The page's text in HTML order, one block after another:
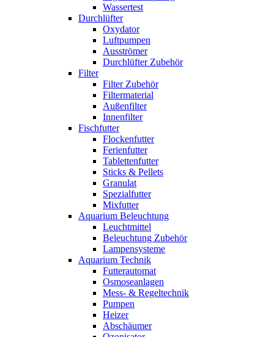
Wassertest
Durchlüfter
Oxydator
Luftpumpen
Ausströmer
Durchlüfter Zubehör
Filter
Filter Zubehör
Filtermaterial
Außenfilter
Innenfilter
Fischfutter
Flockenfutter
Ferienfutter
Tablettenfutter
Sticks & Pellets
Granulat
Spezialfutter
Mixfutter
Aquarium Beleuchtung
Leuchtmittel
Beleuchtung Zubehör
Lampensysteme
Aquarium Technik
Futterautomat
Osmoseanlagen
Mess- & Regeltechnik
Pumpen
Heizer
Abschäumer